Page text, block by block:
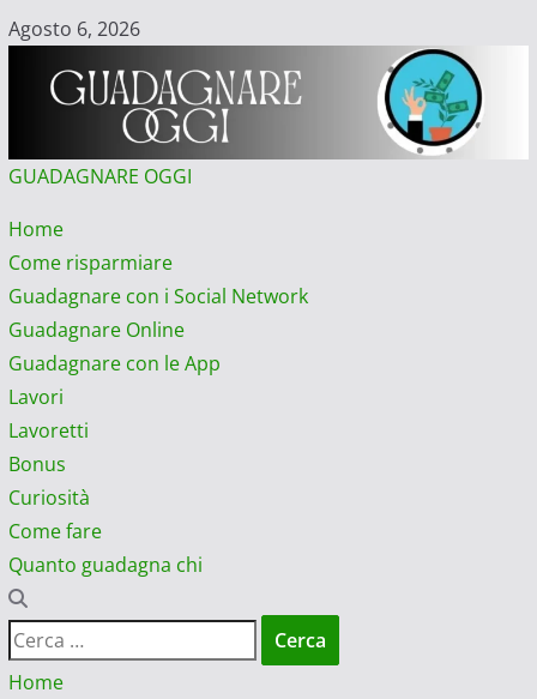
Vai
contenuto
Agosto 6, 2026
GUADAGNARE OGGI
Menu
principale
Home
Come risparmiare
Guadagnare con i Social Network
Guadagnare Online
Guadagnare con le App
Lavori
Lavoretti
Bonus
Curiosità
Come fare
Quanto guadagna chi
Ricerca
per:
Home